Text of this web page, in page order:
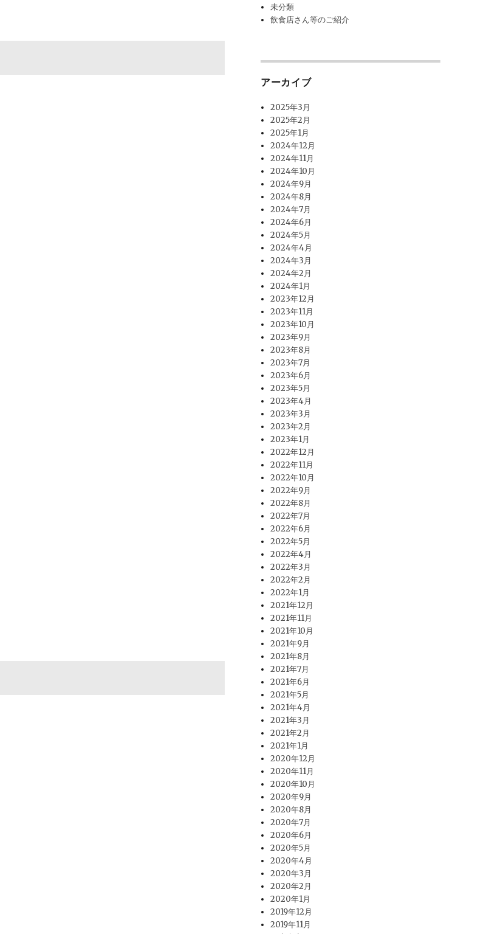
未分類
飲食店さん等のご紹介
アーカイブ
2025年3月
2025年2月
2025年1月
2024年12月
2024年11月
2024年10月
2024年9月
2024年8月
2024年7月
2024年6月
2024年5月
2024年4月
2024年3月
2024年2月
2024年1月
2023年12月
2023年11月
2023年10月
2023年9月
2023年8月
2023年7月
2023年6月
2023年5月
2023年4月
2023年3月
2023年2月
2023年1月
2022年12月
2022年11月
2022年10月
2022年9月
2022年8月
2022年7月
2022年6月
2022年5月
2022年4月
2022年3月
2022年2月
2022年1月
2021年12月
2021年11月
2021年10月
2021年9月
2021年8月
2021年7月
2021年6月
2021年5月
2021年4月
2021年3月
2021年2月
2021年1月
2020年12月
2020年11月
2020年10月
2020年9月
2020年8月
2020年7月
2020年6月
2020年5月
2020年4月
2020年3月
2020年2月
2020年1月
2019年12月
2019年11月